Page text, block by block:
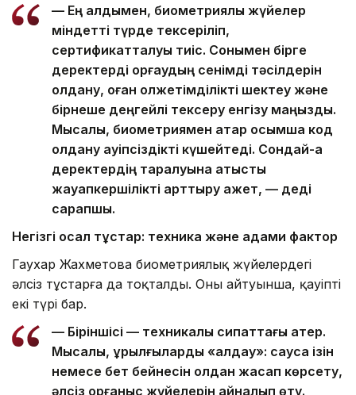
— Ең алдымен, биометриялық жүйелер
міндетті түрде тексеріліп,
сертификатталуы тиіс. Сонымен бірге
деректерді қорғаудың сенімді тәсілдерін
қолдану, оған қолжетімділікті шектеу және
бірнеше деңгейлі тексеру енгізу маңызды.
Мысалы, биометриямен қатар қосымша код
қолдану қауіпсіздікті күшейтеді. Сондай-ақ
деректердің таралуына қатысты
жауапкершілікті арттыру қажет, — деді
сарапшы.
Негізгі осал тұстар: техника және адами фактор
Гаухар Жахметова биометриялық жүйелердегі
әлсіз тұстарға да тоқталды. Оның айтуынша, қауіптің
екі түрі бар.
— Біріншісі — техникалық сипаттағы қатер.
Мысалы, құрылғыларды «алдау»: саусақ ізін
немесе бет бейнесін қолдан жасап көрсету,
әлсіз қорғаныс жүйелерін айналып өту.